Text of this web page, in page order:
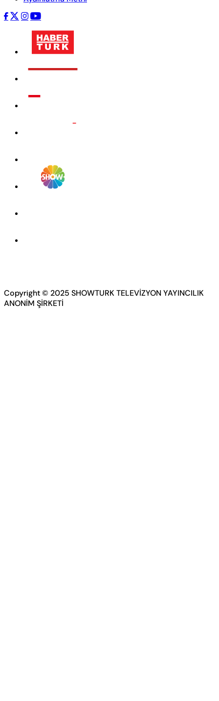
Copyright © 2025 SHOWTURK TELEVİZYON YAYINCILIK
ANONİM ŞİRKETİ